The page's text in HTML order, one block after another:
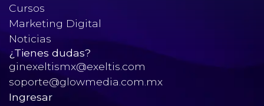
Cursos
Marketing Digital
Noticias
¿Tienes dudas?
ginexeltismx@exeltis.com
soporte@glowmedia.com.mx
Ingresar